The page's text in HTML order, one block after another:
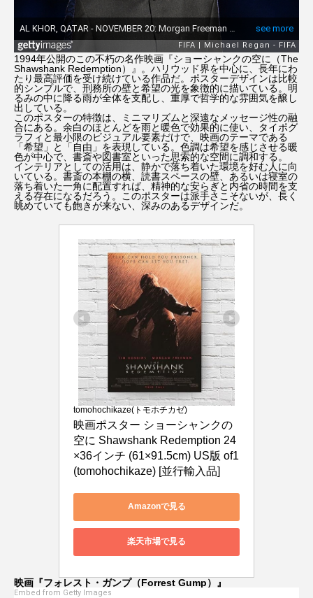
1994年公開のこの不朽の名作映画『ショーシャンクの空に（The
Shawshank Redemption）』。ハリウッド界を中心に、長年にわ
たり最高評価を受け続けている作品だ。ポスターデザインは比較
的シンプルで、刑務所の壁と希望の光を象徴的に描いている。明
るみの中に降る雨が全体を支配し、重厚で哲学的な雰囲気を醸し
出している。
このポスターの特徴は、ミニマリズムと深遠なメッセージ性の融
合にある。余白のほとんどを雨と暖色で効果的に使い、タイポグ
ラフィと最小限のビジュアル要素だけで、映画のテーマである
「希望」と「自由」を表現している。色調は希望を感じさせる暖
色が中心で、書斎や図書室といった思索的な空間に調和する。
インテリアとしての活用は、静かで落ち着いた環境を好む人に向
いている。書斎の本棚の横、読書スペースの壁、あるいは寝室の
落ち着いた一角に配置すれば、精神的な安らぎと内省の時間を支
える存在になるだろう。このポスターは派手さこそないが、長く
眺めていても飽きが来ない、深みのあるデザインだ。
tomohochikaze(トモホチカゼ)
映画ポスター ショーシャンクの
空に Shawshank Redemption 24
×36インチ (61×91.5cm) US版 of1
(tomohochikaze) [並行輸入品]
Amazonで見る
楽天市場で見る
映画『フォレスト・ガンプ（Forrest Gump）』
Embed from Getty Images